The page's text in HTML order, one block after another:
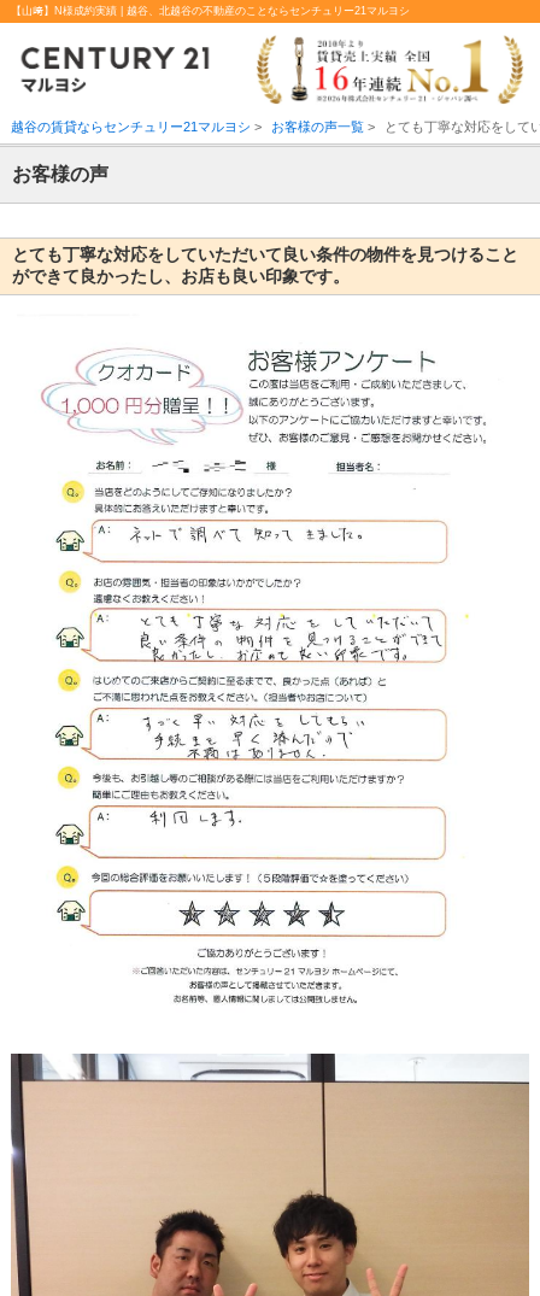
【山﨑】N様成約実績 | 越谷、北越谷の不動産のことならセンチュリー21マルヨシ
越谷の賃貸ならセンチュリー21マルヨシ > お客様の声一覧> とても丁寧な対応をして
お客様の声
とても丁寧な対応をしていただいて良い条件の物件を見つけること
ができて良かったし、お店も良い印象です。